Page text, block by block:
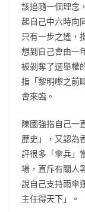
該追隨一個理念
起自己中六時向
只有一步之遙，
想到自己會由一
被剝奪了選舉權
指「黎明嚟之前
會來臨。
陳國強指自己一
歷史」，又認為
評很多「傘兵」
場，直斥有關人
說自己支持雨傘
主任得天下」。